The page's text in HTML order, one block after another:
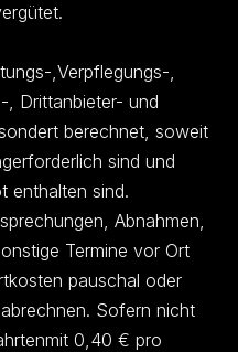
,Verpflegungs-,
, Drittanbieter- und
berechnet, soweit
sind und
enthalten sind.
Abnahmen,
Termine vor Ort
pauschal oder
Sofern nicht
0,40 € pro